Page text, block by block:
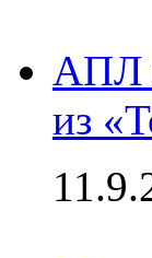
АПЛ
из